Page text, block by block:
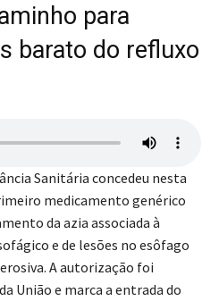
para
barato do refluxo
Sanitária concedeu nesta
medicamento genérico
da azia associada à
e de lesões no esôfago
A autorização foi
União e marca a entrada do